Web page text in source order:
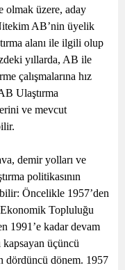
olmak üzere, aday
AB’nin üyelik
alanı ile ilgili olup
yıllarda, AB ile
çalışmalarına hız
Ulaştırma
ve mevcut
demir yolları ve
politikasının
Öncelikle 1957’den
Topluluğu
1991’e kadar devam
kapsayan üçüncü
dördüncü dönem. 1957